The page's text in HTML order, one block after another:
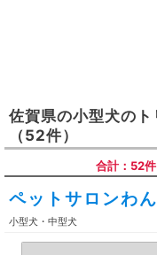
佐賀県の小型犬のト
（52件）
合計：52件
ペットサロンわ
小型犬・中型犬